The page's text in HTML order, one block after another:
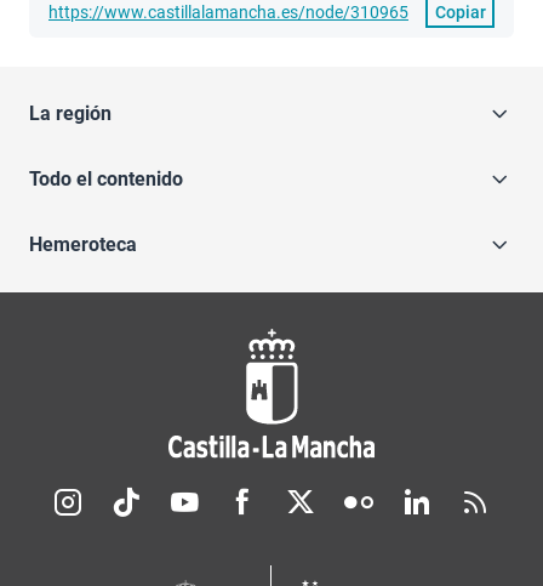
https://www.castillalamancha.es/node/310965
Copiar
La región
Todo el contenido
Hemeroteca
Redes sociales JCCM